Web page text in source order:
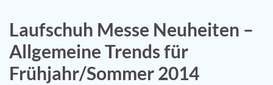
Laufschuh Messe Neuheiten –
Allgemeine Trends für
Frühjahr/Sommer 2014